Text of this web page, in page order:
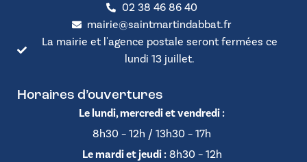
02 38 46 86 40
mairie@saintmartindabbat.fr
La mairie et l'agence postale seront fermées ce
lundi 13 juillet.
Horaires d’ouvertures
Le lundi, mercredi et vendredi :
8h30 – 12h / 13h30 – 17h
Le mardi et jeudi :8h30 – 12h